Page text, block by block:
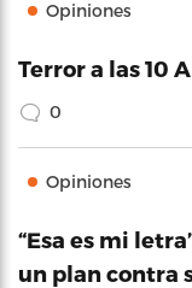
Opiniones
Terror a las 10
0
Opiniones
“Esa es mi
un plan contra